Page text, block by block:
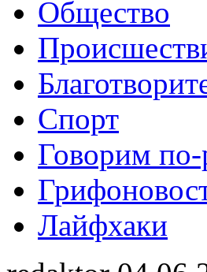
Общество
Спорт
Говорим по-
Лайфхаки